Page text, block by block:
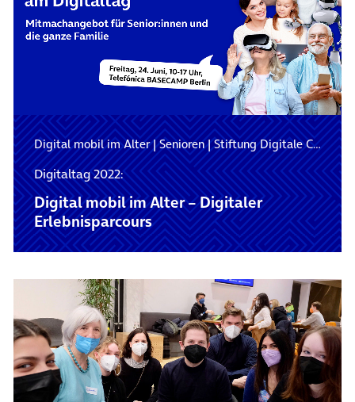
Digital mobil im Alter|Senioren|Stiftung Digitale Chancen
Digitaltag 2022:
Digital mobil im Alter – Digitaler
Erlebnisparcours